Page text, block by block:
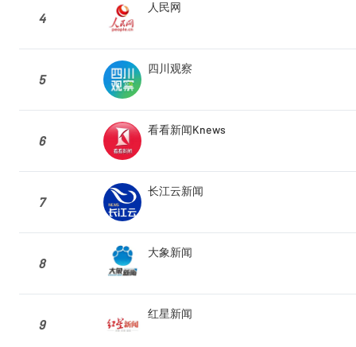
4
人民网
5
四川观察
6
看看新闻Knews
7
长江云新闻
8
大象新闻
9
红星新闻